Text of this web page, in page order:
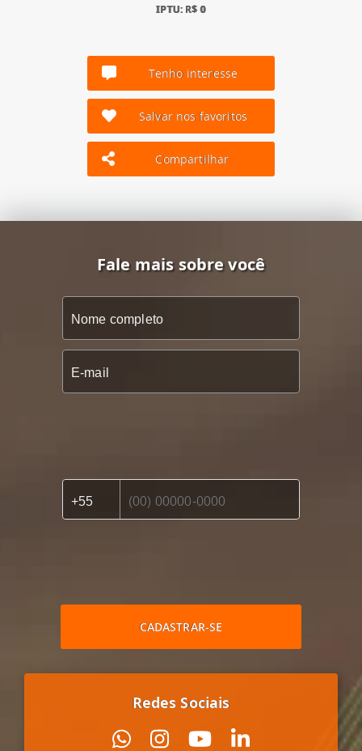
IPTU: R$ 0
Tenho interesse
Salvar nos favoritos
Compartilhar
Fale mais sobre você
CADASTRAR-SE
Redes Sociais